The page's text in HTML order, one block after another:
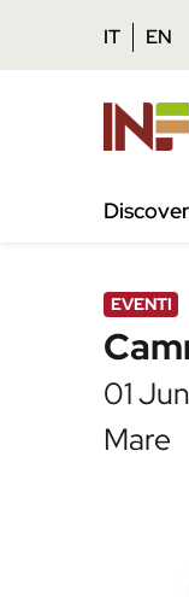
Vai al contenuto
Vai al footer
IT EN
/
EVENTI
01
Mare